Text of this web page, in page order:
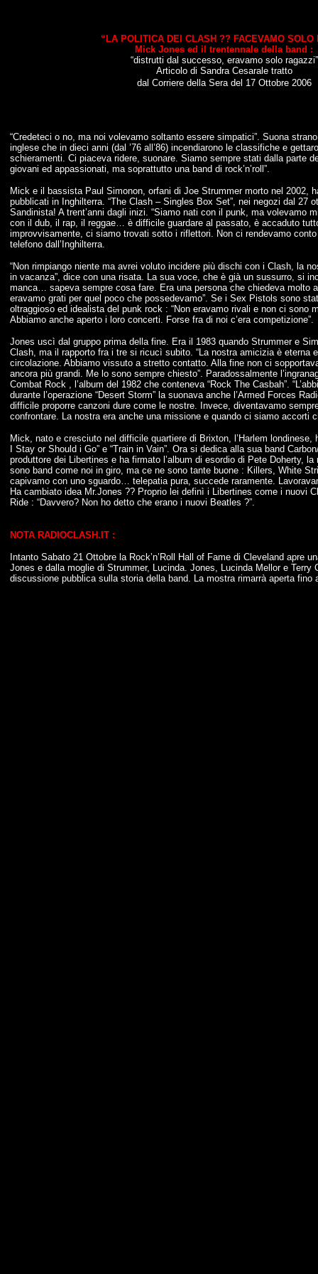
“LA POLITICA DEI CLASH ?? FACEVAMO SOLO
Mick Jones ed il trentennale della band :
“distrutti dal successo, eravamo solo ragazzi”
Articolo di Sandra Cesarale tratto
dal Corriere della Sera del 17 Ottobre 2006
“Credeteci o no, ma noi volevamo soltanto essere simpatici”. Suona
inglese che in dieci anni (dal ’76 all’86) incendiarono le classifiche e
schieramenti. Ci piaceva ridere, suonare. Siamo sempre stati dalla parte
giovani ed appassionati, ma soprattutto una band di rock’n’roll”.
Mick e il bassista Paul Simonon, orfani di Joe Strummer morto nel 2002,
pubblicati in Inghilterra. “The Clash – Singles Box Set”, nei negozi dal 27
Sandinista! A trent’anni dagli inizi. “Siamo nati con il punk, ma volevamo
con il dub, il rap, il reggae… è difficile guardare al passato, è accaduto
improvvisamente, ci siamo trovati sotto i riflettori. Non ci rendevamo
telefono dall’Inghilterra.
“Non rimpiango niente ma avrei voluto incidere più dischi con i Clash, la
in vacanza”, dice con una risata. La sua voce, che è già un sussurro, si
manca… sapeva sempre cosa fare. Era una persona che chiedeva molto
eravamo grati per quel poco che possedevamo”. Se i Sex Pistols sono
oltraggioso ed idealista del punk rock : “Non eravamo rivali e non ci
Abbiamo anche aperto i loro concerti. Forse fra di noi c’era competizione”.
Jones uscì dal gruppo prima della fine. Era il 1983 quando Strummer e
Clash, ma il rapporto fra i tre si ricucì subito. “La nostra amicizia è
circolazione. Abbiamo vissuto a stretto contatto. Alla fine non ci
ancora più grandi. Me lo sono sempre chiesto”. Paradossalmente
Combat Rock , l’album del 1982 che conteneva “Rock The Casbah”.
durante l’operazione “Desert Storm” la suonava anche l’Armed Forces
difficile proporre canzoni dure come le nostre. Invece, diventavamo
confrontare. La nostra era anche una missione e quando ci siamo accorti
Mick, nato e cresciuto nel difficile quartiere di Brixton, l’Harlem
I Stay or Should i Go” e “Train in Vain”. Ora si dedica alla sua band
produttore dei Libertines e ha firmato l’album di esordio di Pete Doherty,
sono band come noi in giro, ma ce ne sono tante buone : Killers, White
capivamo con uno sguardo… telepatia pura, succede raramente.
Ha cambiato idea Mr.Jones ?? Proprio lei definì i Libertines come i nuovi
Ride : “Davvero? Non ho detto che erano i nuovi Beatles ?”.
NOTA RADIOCLASH.IT :
Intanto Sabato 21 Ottobre la Rock’n’Roll Hall of Fame di Cleveland
Jones e dalla moglie di Strummer, Lucinda. Jones, Lucinda Mellor e
discussione pubblica sulla storia della band. La mostra rimarrà aperta fino